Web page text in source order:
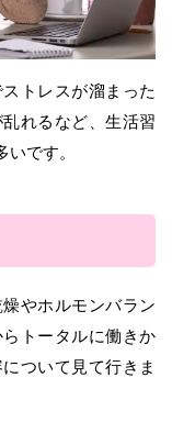
トレスが溜まった
れるなど、生活習
です。
やホルモンバラン
トータルに働きか
ついて見て行きま